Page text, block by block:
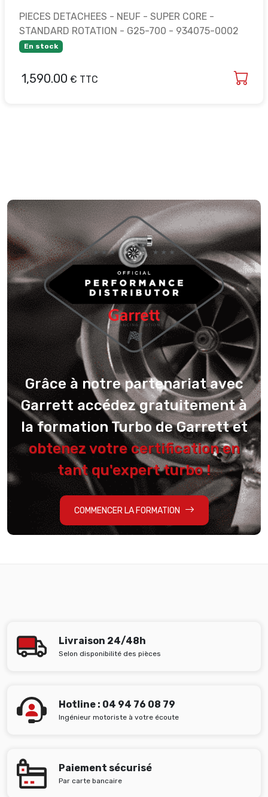
PIECES DETACHEES - NEUF - SUPER CORE -
STANDARD ROTATION - G25-700 - 934075-0002
En stock
1,590.00 € TTC
Grâce à notre partenariat avec
Garrett accédez gratuitement à
la formation Turbo de Garrett et
obtenez votre certification en
tant qu'expert turbo !
COMMENCER LA FORMATION
Livraison 24/48h
Selon disponibilité des pièces
Hotline : 04 94 76 08 79
Ingénieur motoriste à votre écoute
Paiement sécurisé
Par carte bancaire